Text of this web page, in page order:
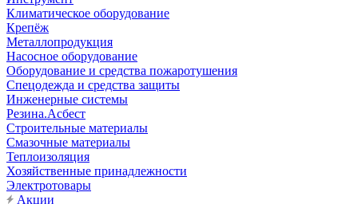
Климатическое оборудование
Крепёж
Металлопродукция
Насосное оборудование
Оборудование и средства пожаротушения
Спецодежда и средства защиты
Инженерные системы
Резина.Асбест
Строительные материалы
Смазочные материалы
Теплоизоляция
Хозяйственные принадлежности
Электротовары
Акции